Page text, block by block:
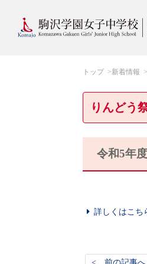
トップ 新着情報
りんどう
令和5年
詳しくはこち